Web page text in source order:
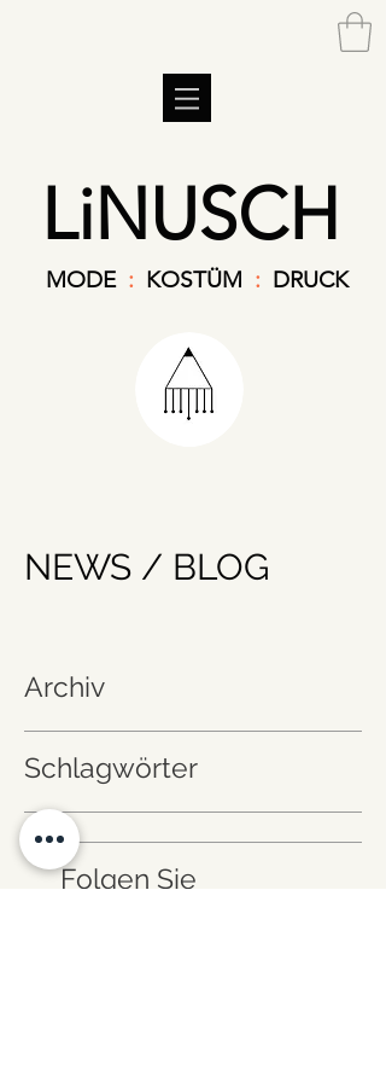
LiNUSCH
MODE : KOSTÜM : DRUCK
NEWS / BLOG
Archiv
Schlagwörter
Folgen Sie